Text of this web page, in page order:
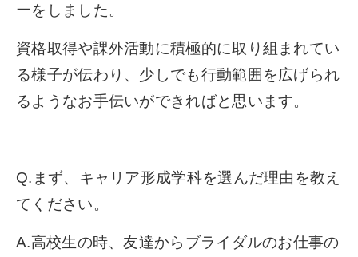
ーをしました。
資格取得や課外活動に積極的に取り組まれてい
る様子が伝わり、少しでも行動範囲を広げられ
るようなお手伝いができればと思います。
Q.まず、キャリア形成学科を選んだ理由を教え
てください。
A.高校生の時、友達からブライダルのお仕事の